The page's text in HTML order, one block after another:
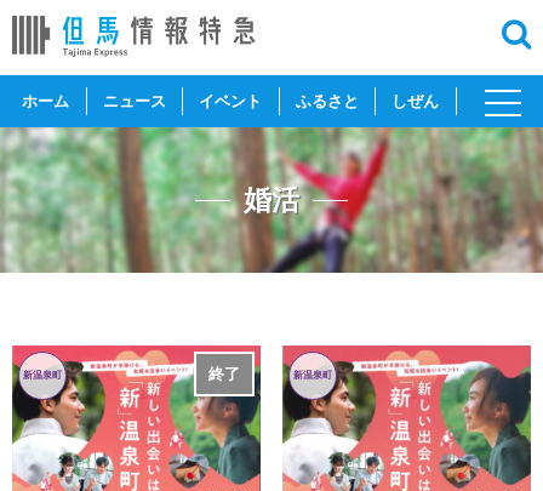
ホーム ニュース イベント ふるさと しぜん
toggle
婚活
終了
新温泉町 新温泉町